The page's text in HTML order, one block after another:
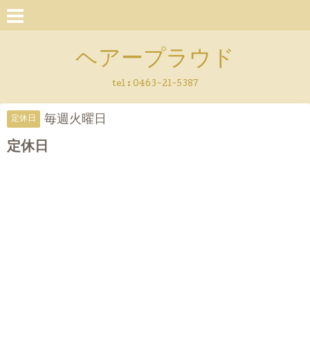
ヘアープラウド
tel : 0463-21-5387
定休日 毎週火曜日
定休日